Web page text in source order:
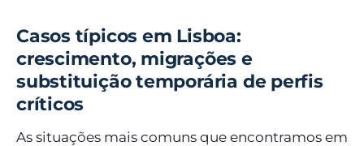
Casos típicos em Lisboa:
crescimento, migrações e
substituição temporária de perfis
críticos
As situações mais comuns que encontramos em